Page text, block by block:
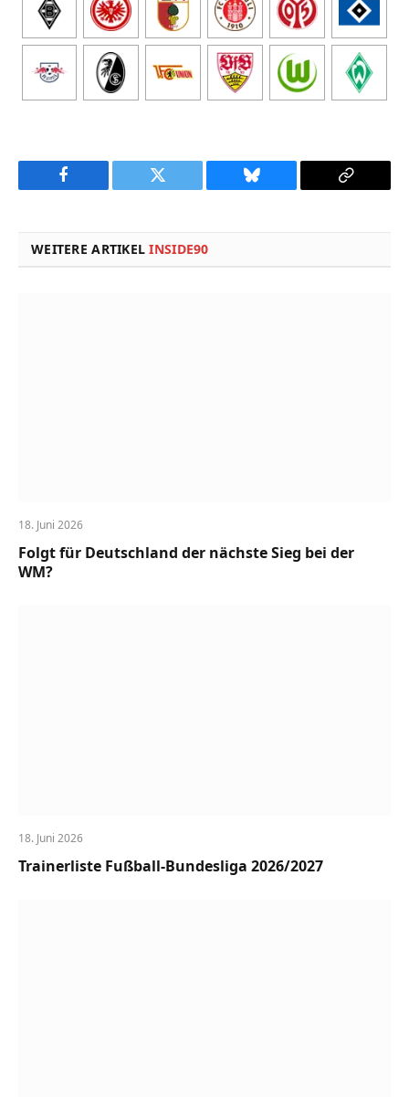
Facebook Twitter Bluesky
Copy
WEITERE ARTIKELINSIDE90
18. Juni 2026
Folgt für Deutschland der nächste Sieg bei der
WM?
18. Juni 2026
Trainerliste Fußball-Bundesliga 2026/2027